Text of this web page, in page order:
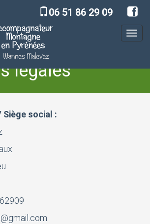
06 51 86 29 09
légales
Siège social :